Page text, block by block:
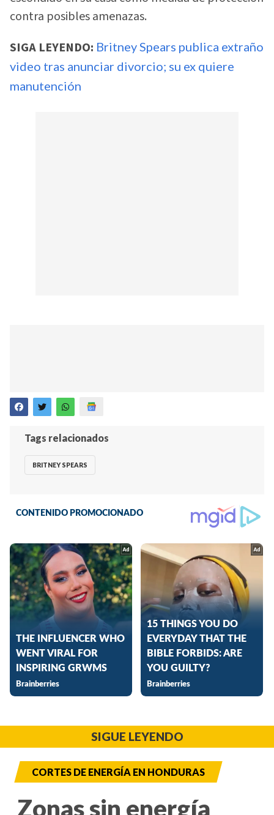
contra posibles amenazas.
SIGA LEYENDO: Britney Spears publica extraño
video tras anunciar divorcio; su ex quiere
manutención
Tags relacionados
BRITNEY SPEARS
SIGUE LEYENDO
CORTES DE ENERGÍA EN HONDURAS
Zonas sin energía